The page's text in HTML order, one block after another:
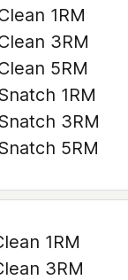
1RM
3RM
5RM
1RM
3RM
5RM
1RM
3RM